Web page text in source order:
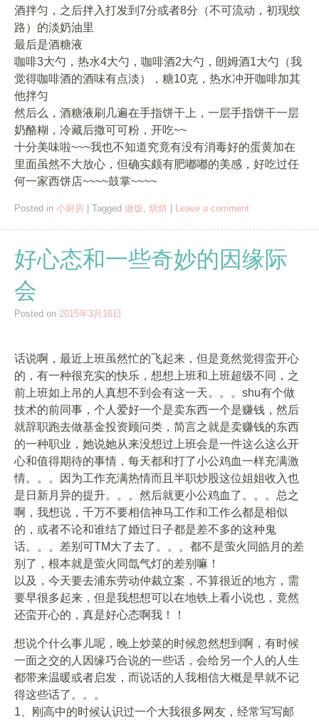
酒拌匀，之后拌入打发到7分或者8分（不可流动，初现纹
路）的淡奶油里
最后是酒糖液
咖啡3大勺，热水4大勺，咖啡酒2大勺，朗姆酒1大勺（我
觉得咖啡酒的酒味有点淡），糖10克，热水冲开咖啡加其
他拌匀
然后么，酒糖液刷几遍在手指饼干上，一层手指饼干一层
奶酪糊，冷藏后撒可可粉，开吃~~
十分美味啦~~~我也不知道究竟有没有消毒好的蛋黄加在
里面虽然不大放心，但确实颇有肥嘟嘟的美感，好吃过任
何一家西饼店~~~~鼓掌~~~~
Posted in 小厨房 Tagged 做饭, 烘焙 Leave a comment
好心态和一些奇妙的因缘际
会
Posted on 2015年3月16日
话说啊，最近上班虽然忙的飞起来，但是竟然觉得蛮开心
的，有一种很充实的快乐，想想上班和上班超级不同，之
前上班如上吊的人真想不到会有这一天。。。shu有个做
技术的前同事，个人爱好一个是卖东西一个是赚钱，然后
就辞职跑去做基金投资顾问类，简言之就是卖赚钱的东西
的一种职业，她说她从来没想过上班会是一件这么这么开
心和值得期待的事情，每天都和打了小公鸡血一样充满激
情。。。因为工作充满热情而且半职炒股这位姐姐收入也
是日新月异的提升。。。然后就更小公鸡血了。。。总之
啊，我想说，千万不要相信神马工作和工作么都是相似
的，或者不论和谁结了婚过日子都是差不多的这种鬼
话。。。差别可TM大了去了。。。都不是萤火同皓月的差
别了，根本就是萤火同氙气灯的差别嘛！
以及，今天要去浦东劳动仲裁立案，不算很近的地方，需
要早很多起来，但是我想想可以在地铁上看小说也，竟然
还蛮开心的，真是好心态啊我！！
想说个什么事儿呢，晚上炒菜的时候忽然想到啊，有时候
一面之交的人因缘巧合说的一些话，会给另一个人的人生
都带来温暖或者启发，而说话的人我相信大概是早就不记
得这些话了。。。
1、刚高中的时候认识过一个大我很多网友，经常写写邮